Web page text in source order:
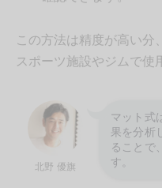
この方法は精度が高い分
スポーツ施設やジムで使
北野 優旗
マット式
果を分析
ることで
す。